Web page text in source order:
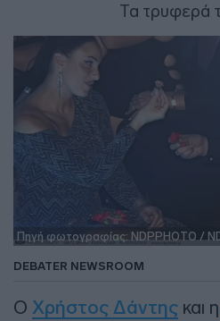
Τα τρυφερά
Πηγή φωτογραφίας: NDPPHOTO /
DEBATER NEWSROOM
Ο Χρήστος Δάντης και η